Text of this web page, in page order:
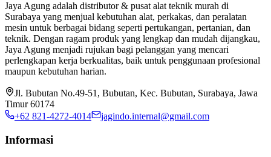
Jaya Agung adalah distributor & pusat alat teknik murah di
Surabaya yang menjual kebutuhan alat, perkakas, dan peralatan
mesin untuk berbagai bidang seperti pertukangan, pertanian, dan
teknik. Dengan ragam produk yang lengkap dan mudah dijangkau,
Jaya Agung menjadi rujukan bagi pelanggan yang mencari
perlengkapan kerja berkualitas, baik untuk penggunaan profesional
maupun kebutuhan harian.
Jl. Bubutan No.49-51, Bubutan, Kec. Bubutan, Surabaya, Jawa
Timur 60174
+62 821-4272-4014
jagindo.internal@gmail.com
Informasi